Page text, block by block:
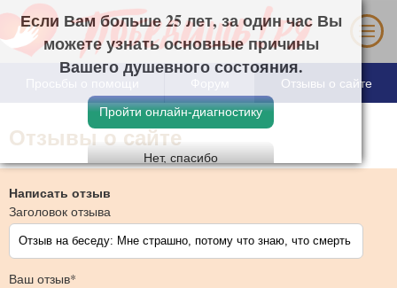
Если Вам больше 25 лет, за один час Вы
можете узнать основные причины Вашего
душевного состояния.
Отзывы о сайте
Отзывы о сайте
Написать отзыв
Заголовок отзыва
Ваш отзыв*